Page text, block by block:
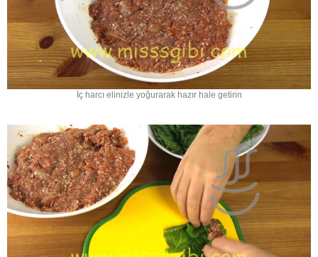
İç harcı elinizle yoğurarak hazır hale getirin